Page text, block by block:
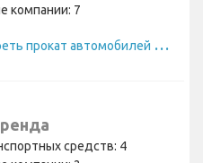
компании: 7
П
росмотреть прокат автомобилей Skoda
средств: 4